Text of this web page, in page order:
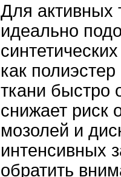
Для активных
идеально
как
ткани быстро
снижает риск
мозолей и
интенсивных
обратить